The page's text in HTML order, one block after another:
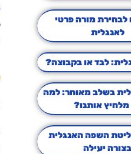
לבחירת מורה פרטי
לאנגלית
לבד או בקבוצה?
בשלב מאוחר: למה
מלחיץ אותנו?
השפה האנגלית
בצורה יעילה